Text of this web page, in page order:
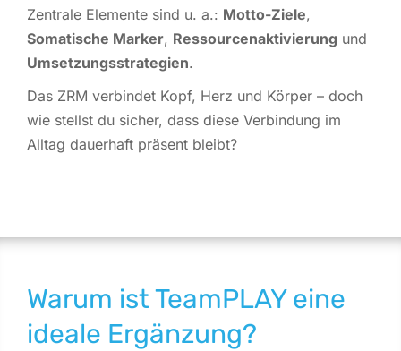
Zentrale Elemente sind u. a.: Motto-Ziele,
Somatische Marker, Ressourcenaktivierung und
Umsetzungsstrategien.
Das ZRM verbindet Kopf, Herz und Körper – doch
wie stellst du sicher, dass diese Verbindung im
Alltag dauerhaft präsent bleibt?
Warum ist TeamPLAY eine
ideale Ergänzung?